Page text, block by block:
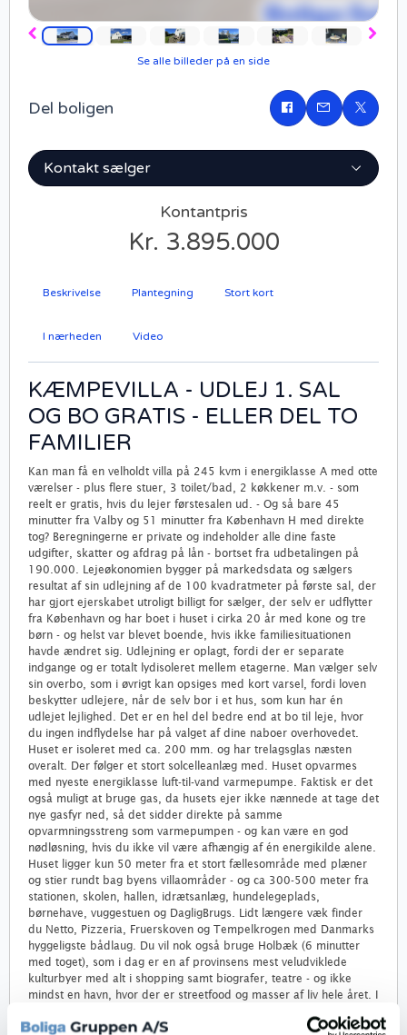
Forrige
Se alle billeder på en side
Del boligen
Del
på
Kontakt sælger
Kontantpris
Kr. 3.895.000
Beskrivelse Plantegning Stort kort
I nærheden Video
KÆMPEVILLA - UDLEJ 1. SAL
OG BO GRATIS - ELLER DEL TO
FAMILIER
Kan man få en velholdt villa på 245 kvm i energiklasse A med otte
værelser - plus flere stuer, 3 toilet/bad, 2 køkkener m.v. - som
reelt er gratis, hvis du lejer førstesalen ud. - Og så bare 45
minutter fra Valby og 51 minutter fra København H med direkte
tog? Beregningerne er private og indeholder alle dine faste
udgifter, skatter og afdrag på lån - bortset fra udbetalingen på
190.000. Lejeøkonomien bygger på markedsdata og sælgers
resultat af sin udlejning af de 100 kvadratmeter på første sal, der
har gjort ejerskabet utroligt billigt for sælger, der selv er udflytter
fra København og har boet i huset i cirka 20 år med kone og tre
børn - og helst var blevet boende, hvis ikke familiesituationen
havde ændret sig. Udlejning er oplagt, fordi der er separate
indgange og er totalt lydisoleret mellem etagerne. Man vælger selv
sin overbo, som i øvrigt kan opsiges med kort varsel, fordi loven
beskytter udlejere, når de selv bor i et hus, som kun har én
udlejet lejlighed. Det er en hel del bedre end at bo til leje, hvor
du ingen indflydelse har på valget af dine naboer overhovedet.
Huset er isoleret med ca. 200 mm. og har trelagsglas næsten
overalt. Der følger et stort solcelleanlæg med. Huset opvarmes
med nyeste energiklasse luft-til-vand varmepumpe. Faktisk er det
også muligt at bruge gas, da husets ejer ikke nænnede at tage det
nye gasfyr ned, så det sidder direkte på samme
opvarmningsstreng som varmepumpen - og kan være en god
nødløsning, hvis du ikke vil være afhængig af én energikilde alene.
Huset ligger kun 50 meter fra et stort fællesområde med plæner
og stier rundt bag byens villaområder - og ca 300-500 meter fra
stationen, skolen, hallen, idrætsanlæg, hundelegeplads,
børnehave, vuggestuen og DagligBrugs. Lidt længere væk finder
du Netto, Pizzeria, Fruerskoven og Tempelkrogen med Danmarks
hyggeligste bådlaug. Du vil nok også bruge Holbæk (6 minutter
med toget), som i dag er en af provinsens mest veludviklede
kulturbyer med alt i shopping samt biografer, teatre - og ikke
mindst en havn, hvor der er streetfood og masser af liv hele året. I
en af de naturskønne strande i Hornsherred eller måske bade i